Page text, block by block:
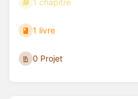
1 chapitre
1 livre
0 Projet